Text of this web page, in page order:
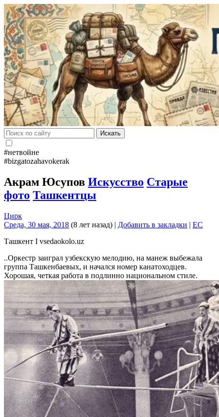
Искать
#нетвойне
#bizgatozahavokerak
Акрам Юсупов Искусство Старые
фото Ташкентцы
Цирк
Среда, 30 мая, 2018 (8 лет назад) | Добавить в закладки | EC
Ташкент I vsedaokolo.uz
..Оркестр заиграл узбекскую мелодию, на манеж выбежала
группа Ташкенбаевых, и начался номер канатоходцев.
Хорошая, четкая работа в подлинно национальном стиле.